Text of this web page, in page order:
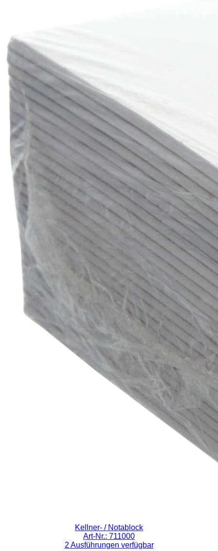
Kellner- / Notablock
Art-Nr.: 711000
2 Ausführungen verfügbar